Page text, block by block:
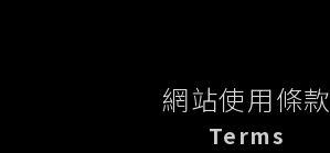
網站使用條款
Terms